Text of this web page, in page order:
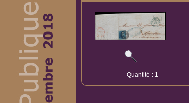
Quantité : 1